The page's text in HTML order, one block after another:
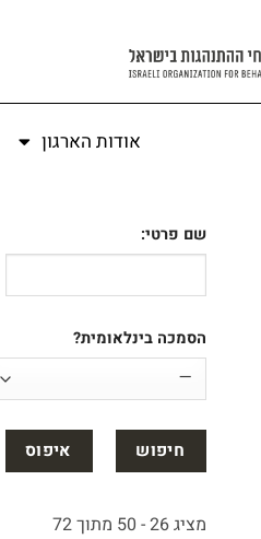
אודות הארגון
שם פרטי:
הסמכה בינלאומית?
איפוס
מציג 26 - 50 מתוך 72